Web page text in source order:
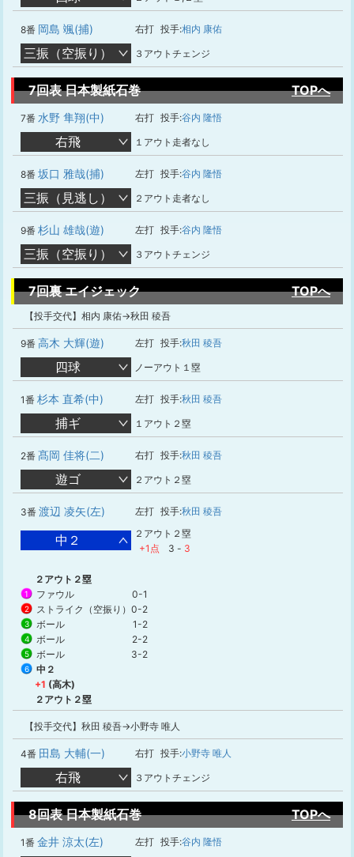
8番 岡島 颯(捕) 右打 投手:相内 康佑
三振（空振り） ３アウトチェンジ
7回表 日本製紙石巻 TOPへ
7番 水野 隼翔(中) 右打 投手:谷内 隆悟
右飛 １アウト走者なし
8番 坂口 雅哉(捕) 左打 投手:谷内 隆悟
三振（見逃し） ２アウト走者なし
9番 杉山 雄哉(遊) 左打 投手:谷内 隆悟
三振（空振り） ３アウトチェンジ
7回裏 エイジェック TOPへ
【投手交代】相内 康佑→秋田 稜吾
9番 高木 大輝(遊) 左打 投手:秋田 稜吾
四球 ノーアウト１塁
1番 杉本 直希(中) 左打 投手:秋田 稜吾
捕ギ １アウト２塁
2番 髙岡 佳将(二) 右打 投手:秋田 稜吾
遊ゴ ２アウト２塁
3番 渡辺 凌矢(左) 左打 投手:秋田 稜吾
中２
２アウト２塁
+1点
3 - 3
２アウト２塁
1 ファウル 0-1
2 ストライク（空振り） 0-2
3 ボール 1-2
4 ボール 2-2
5 ボール 3-2
6
中２
+1 (高木)
２アウト２塁
【投手交代】秋田 稜吾→小野寺 唯人
4番 田島 大輔(一) 右打 投手:小野寺 唯人
右飛 ３アウトチェンジ
8回表 日本製紙石巻 TOPへ
1番 金井 涼太(左) 左打 投手:谷内 隆悟